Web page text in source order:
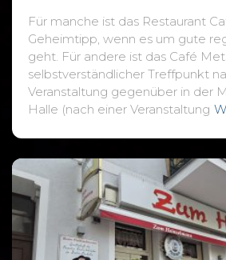
Für manche ist das Restaurant
Geheimtipp, wenn es um gute
geht. Für andere ist das Café
selbstverständlicher Treffpunkt
Veranstaltung gegenüber in der
Halle (nach einer Veranstaltung